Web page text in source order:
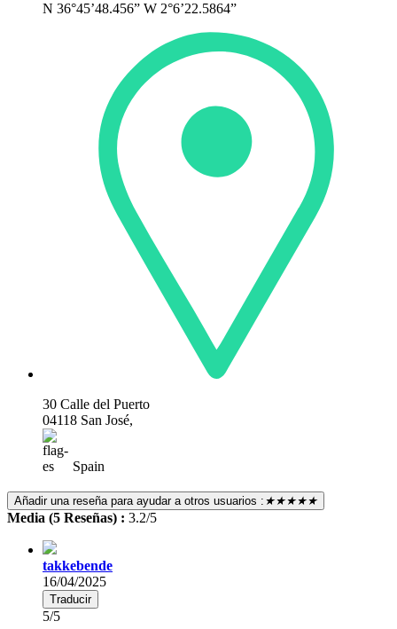
N 36°45’48.456” W 2°6’22.5864”
30 Calle del Puerto
04118 San José,
Spain
Añadir una reseña para ayudar a otros usuarios : ★★★★★
Media (5 Reseñas) : 3.2/5
takkebende
16/04/2025
Traducir
5/5